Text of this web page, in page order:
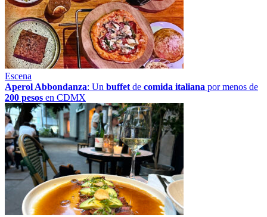
Escena
Aperol Abbondanza: Un buffetde comida italiana por menos de
200 pesos en CDMX